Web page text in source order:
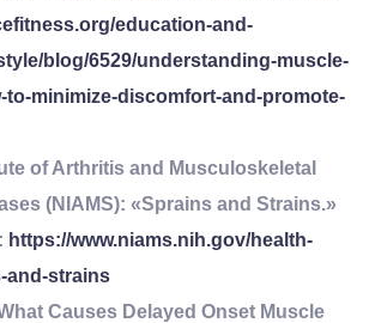
education-and-
blog/6529/understanding-muscle-
to-minimize-discomfort-and-promote-
of Arthritis and Musculoskeletal
(NIAMS): «Sprains and Strains.»
https://www.niams.nih.gov/health-
and-strains
Causes Delayed Onset Muscle